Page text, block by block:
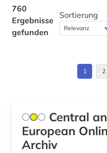
bangladesch (1)
bankwesen (1)
bauen im bestand (1)
baukonstruktion (1)
Daenemark (2)
Finnland (1)
760
Ergebnisse
gefunden
Sortierung
1 2
Central
European
Archiv